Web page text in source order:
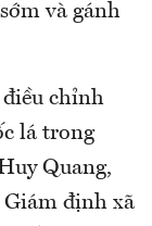
và gánh
điều chỉnh
lá trong
Quang,
Giám định xã